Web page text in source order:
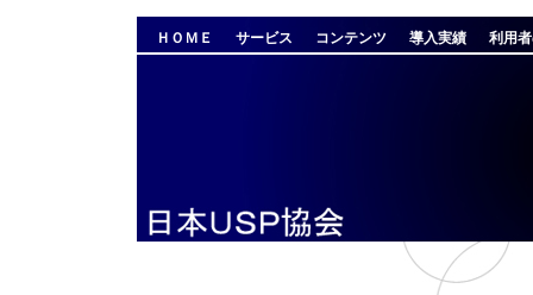
ＨＯＭＥ サービス コンテンツ 導入実績 利用